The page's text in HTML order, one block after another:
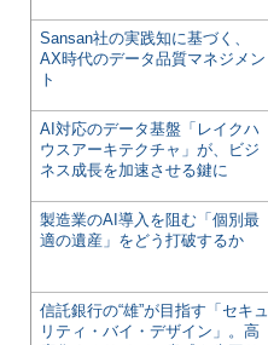
Sansan社の実践知に基づく、
AX時代のデータ品質マネジメン
ト
AI対応のデータ基盤「レイクハ
ウスアーキテクチャ」が、ビジ
ネス成長を加速させる鍵に
製造業のAI導入を阻む「個別最
適の遺産」をどう打破するか
信託銀行の“雄”が目指す「セキュ
リティ・バイ・デザイン」。高